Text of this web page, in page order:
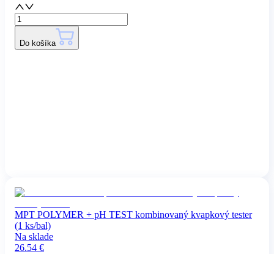
Do košíka
MPT POLYMER + pH TEST kombinovaný kvapkový tester
(1 ks/bal)
Na sklade
26.54 €